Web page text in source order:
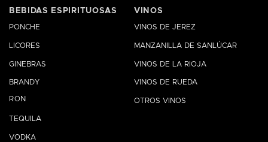
BEBIDAS ESPIRITUOSAS
PONCHE
LICORES
GINEBRAS
BRANDY
RON
TEQUILA
VODKA
VINOS
VINOS DE JEREZ
MANZANILLA DE SANLÚCAR
VINOS DE LA RIOJA
VINOS DE RUEDA
OTROS VINOS